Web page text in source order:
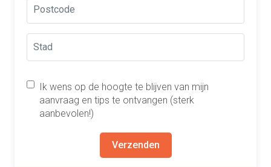
Ik wens op de hoogte te blijven van mijn
aanvraag en tips te ontvangen (sterk
aanbevolen!)
Verzenden